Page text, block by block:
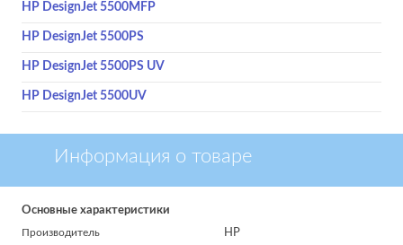
HP DesignJet 5500MFP
HP DesignJet 5500PS
HP DesignJet 5500PS UV
HP DesignJet 5500UV
Информация о товаре
Основные характеристики
HP
Производитель